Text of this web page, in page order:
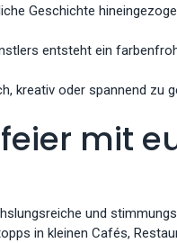
Geschichte
entsteht ein
kreativ oder spannend zu
mit
und
in kleinen Cafés,